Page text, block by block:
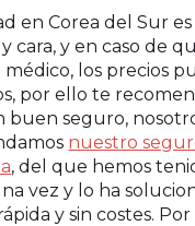
en Corea del Sur
cara, y en caso de
médico, los precios
por ello te
buen seguro,
nuestro
, del que hemos
vez y lo ha
y sin costes.